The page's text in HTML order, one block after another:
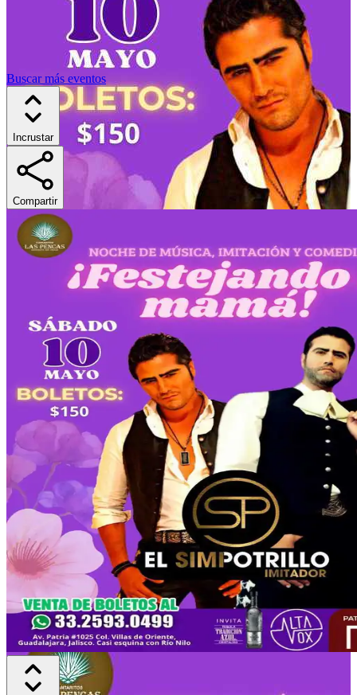
Buscar más eventos
Incrustar
Compartir